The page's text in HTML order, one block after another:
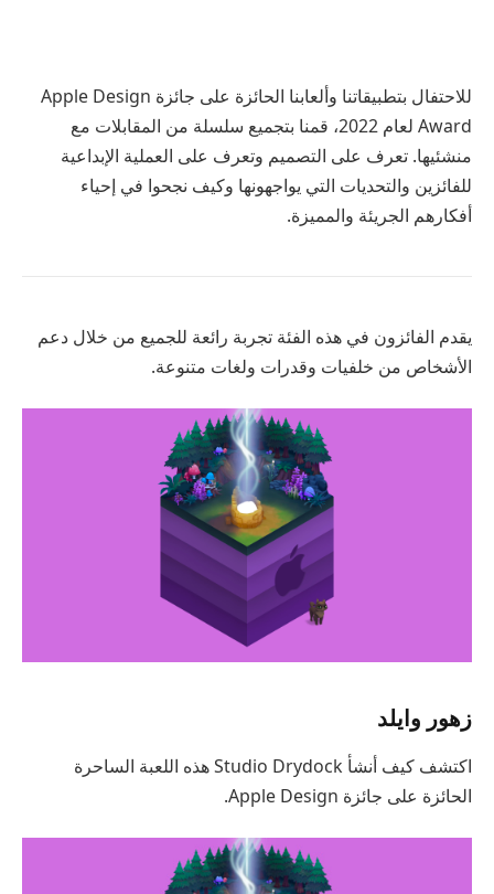
للاحتفال بتطبيقاتنا وألعابنا الحائزة على جائزة Apple Design
Award لعام 2022، قمنا بتجميع سلسلة من المقابلات مع
منشئيها. تعرف على التصميم وتعرف على العملية الإبداعية
للفائزين والتحديات التي يواجهونها وكيف نجحوا في إحياء
أفكارهم الجريئة والمميزة.
يقدم الفائزون في هذه الفئة تجربة رائعة للجميع من خلال دعم
الأشخاص من خلفيات وقدرات ولغات متنوعة.
زهور وايلد
اكتشف كيف أنشأ Studio Drydock هذه اللعبة الساحرة
الحائزة على جائزة Apple Design.